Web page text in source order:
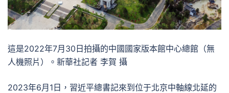
這是2022年7月30日拍攝的中國國家版本館中心總館（無
人機照片）。新華社記者 李賀 攝
2023年6月1日，習近平總書記來到位于北京中軸線北延的